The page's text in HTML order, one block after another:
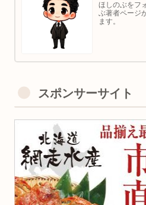
ほしのぶをフ
ぶ著者ページ
ます。
スポンサーサイト